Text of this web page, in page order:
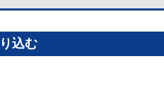
込む